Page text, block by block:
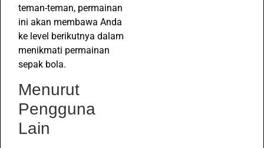
teman-teman, permainan
ini akan membawa Anda
ke level berikutnya dalam
menikmati permainan
sepak bola.
Menurut
Pengguna
Lain